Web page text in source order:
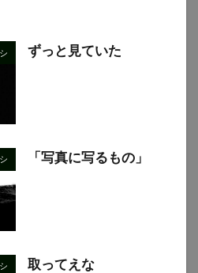
ずっと見ていた
「写真に写るもの」
取ってえな